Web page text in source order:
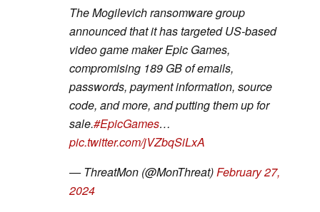
The Mogilevich ransomware group
announced that it has targeted US-based
video game maker Epic Games,
compromising 189 GB of emails,
passwords, payment information, source
code, and more, and putting them up for
sale.#EpicGames…
pic.twitter.com/jVZbqSiLxA
— ThreatMon (@MonThreat)February 27,
2024